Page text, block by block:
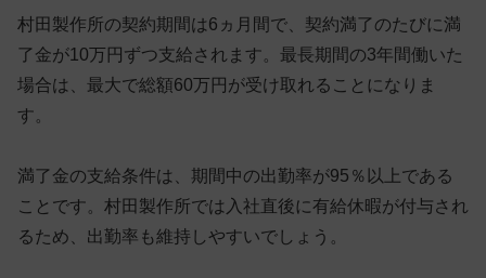
村田製作所の契約期間は6ヵ月間で、契約満了のたびに満
了金が10万円ずつ支給されます。最長期間の3年間働いた
場合は、最大で総額60万円が受け取れることになりま
す。
満了金の支給条件は、期間中の出勤率が95％以上である
ことです。村田製作所では入社直後に有給休暇が付与され
るため、出勤率も維持しやすいでしょう。